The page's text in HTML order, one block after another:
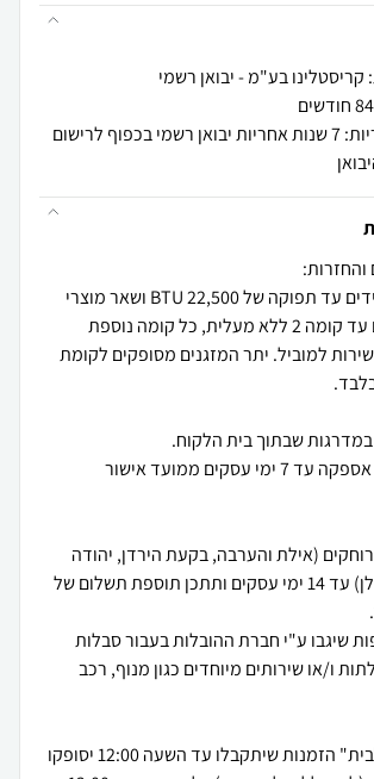
קריסטלינו בע"מ - יבואן רשמי
תנאי רכישה ואחריות: 7 שנות אחריות יבואן רשמי בכפוף לרישום
מזגנים עיליים וניידים עד תפוקה של 22,500 BTU ושאר מוצרי
החשמל מסופקים עד קומה 2 ללא מעלית, כל קומה נוספת
למוביל. יתר המזגנים מסופקים לקומת
אם לא צוין אחרת אספקה עד 7 ימי עסקים ממועד אישור
(אילת והערבה, בקעת הירדן, יהודה
ושומרון, רמת הגולן) עד 14 ימי עסקים ותתכן תוספת תשלום של
שיגבו ע"י חברת ההובלות בעבור סבלות
ו/או שירותים מיוחדים כגון מנוף, רכב
ב"משלוח מהיר לבית" הזמנות שיתקבלו עד השעה 12:00 יסופקו